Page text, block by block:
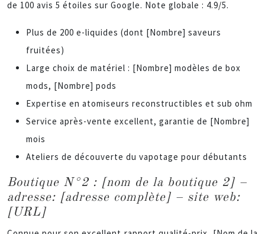
de 100 avis 5 étoiles sur Google. Note globale : 4.9/5.
Plus de 200 e-liquides (dont [Nombre] saveurs
fruitées)
Large choix de matériel : [Nombre] modèles de box
mods, [Nombre] pods
Expertise en atomiseurs reconstructibles et sub ohm
Service après-vente excellent, garantie de [Nombre]
mois
Ateliers de découverte du vapotage pour débutants
Boutique N°2 : [nom de la boutique 2] –
adresse: [adresse complète] – site web:
[URL]